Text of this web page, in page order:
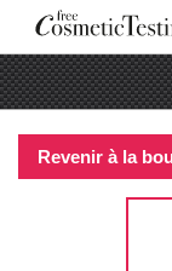
Revenir à la